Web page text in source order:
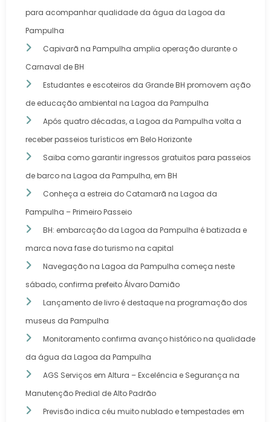
para acompanhar qualidade da água da Lagoa da
Pampulha
Capivarã na Pampulha amplia operação durante o
Carnaval de BH
Estudantes e escoteiros da Grande BH promovem ação
de educação ambiental na Lagoa da Pampulha
Após quatro décadas, a Lagoa da Pampulha volta a
receber passeios turísticos em Belo Horizonte
Saiba como garantir ingressos gratuitos para passeios
de barco na Lagoa da Pampulha, em BH
Conheça a estreia do Catamarã na Lagoa da
Pampulha – Primeiro Passeio
BH: embarcação da Lagoa da Pampulha é batizada e
marca nova fase do turismo na capital
Navegação na Lagoa da Pampulha começa neste
sábado, confirma prefeito Álvaro Damião
Lançamento de livro é destaque na programação dos
museus da Pampulha
Monitoramento confirma avanço histórico na qualidade
da água da Lagoa da Pampulha
AGS Serviços em Altura – Excelência e Segurança na
Manutenção Predial de Alto Padrão
Previsão indica céu muito nublado e tempestades em